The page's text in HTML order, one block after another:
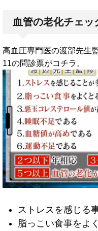
血管の老化チェッ
高血圧専門医の渡部先生
11の問診票がコチラ。
ストレスを感じる
脂っこい食事をよ